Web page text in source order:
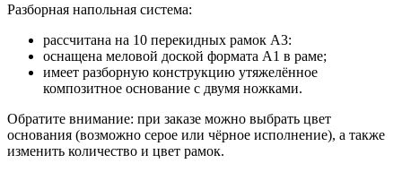
Разборная напольная система:
рассчитана на 10 перекидных рамок А3:
оснащена меловой доской формата А1 в раме;
имеет разборную конструкцию утяжелённое
композитное основание с двумя ножками.
Обратите внимание: при заказе можно выбрать цвет
основания (возможно серое или чёрное исполнение), а также
изменить количество и цвет рамок.